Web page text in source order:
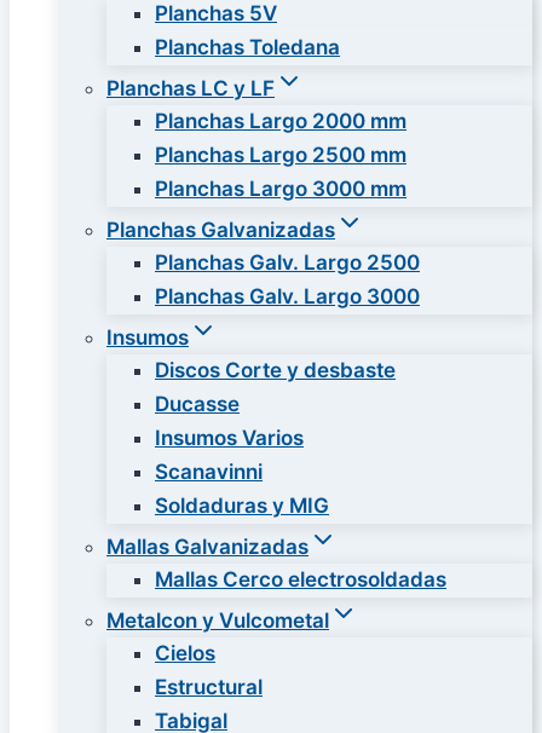
Planchas 5V
Planchas Toledana
Planchas LC y LF
Planchas Largo 2000 mm
Planchas Largo 2500 mm
Planchas Largo 3000 mm
Planchas Galvanizadas
Planchas Galv. Largo 2500
Planchas Galv. Largo 3000
Insumos
Discos Corte y desbaste
Ducasse
Insumos Varios
Scanavinni
Soldaduras y MIG
Mallas Galvanizadas
Mallas Cerco electrosoldadas
Metalcon y Vulcometal
Cielos
Estructural
Tabigal